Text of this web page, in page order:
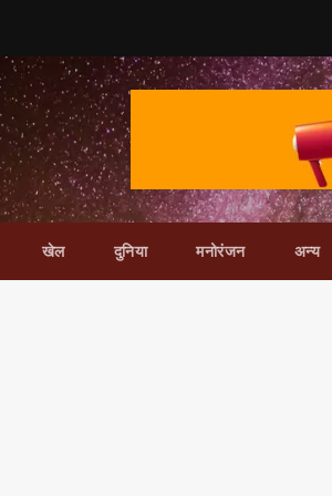
खेल दुनिया मनोरंजन अन्य